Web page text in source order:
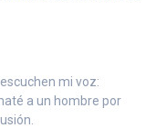
mi voz:
a un hombre por